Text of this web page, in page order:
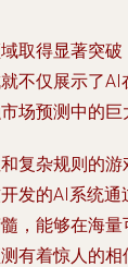
取得显著突
不仅展示了
场预测中的巨
复杂规则的
发的AI系统通
，能够在海
有着惊人的